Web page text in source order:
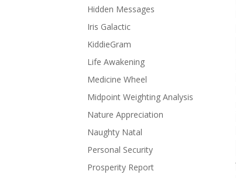
Hidden Messages
Iris Galactic
KiddieGram
Life Awakening
Medicine Wheel
Midpoint Weighting Analysis
Nature Appreciation
Naughty Natal
Personal Security
Prosperity Report